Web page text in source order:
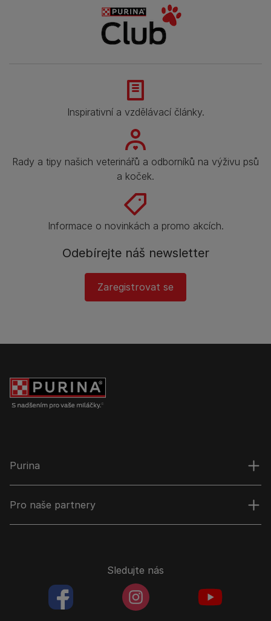
Inspirativní a vzdělávací články.
Rady a tipy našich veterinářů a odborníků na výživu psů
a koček.
Informace o novinkách a promo akcích.
Odebírejte náš newsletter
Zaregistrovat se
Purina
Pro naše partnery
Sledujte nás
facebookColoredinstagramColored